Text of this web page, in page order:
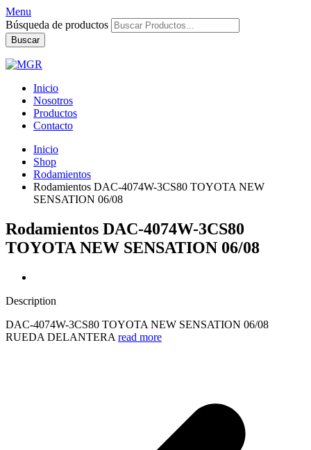
Menu
Búsqueda de productos
Buscar
Inicio
Nosotros
Productos
Contacto
Inicio
Shop
Rodamientos
Rodamientos DAC-4074W-3CS80 TOYOTA NEW
SENSATION 06/08
Rodamientos DAC-4074W-3CS80
TOYOTA NEW SENSATION 06/08
Description
DAC-4074W-3CS80 TOYOTA NEW SENSATION 06/08
RUEDA DELANTERA read more